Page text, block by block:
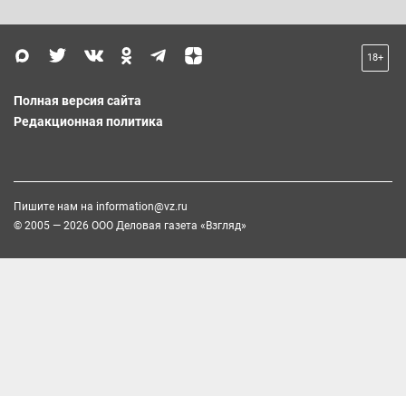
18+
Полная версия сайта
Редакционная политика
Пишите нам на information@vz.ru
© 2005 — 2026 ООО Деловая газета «Взгляд»